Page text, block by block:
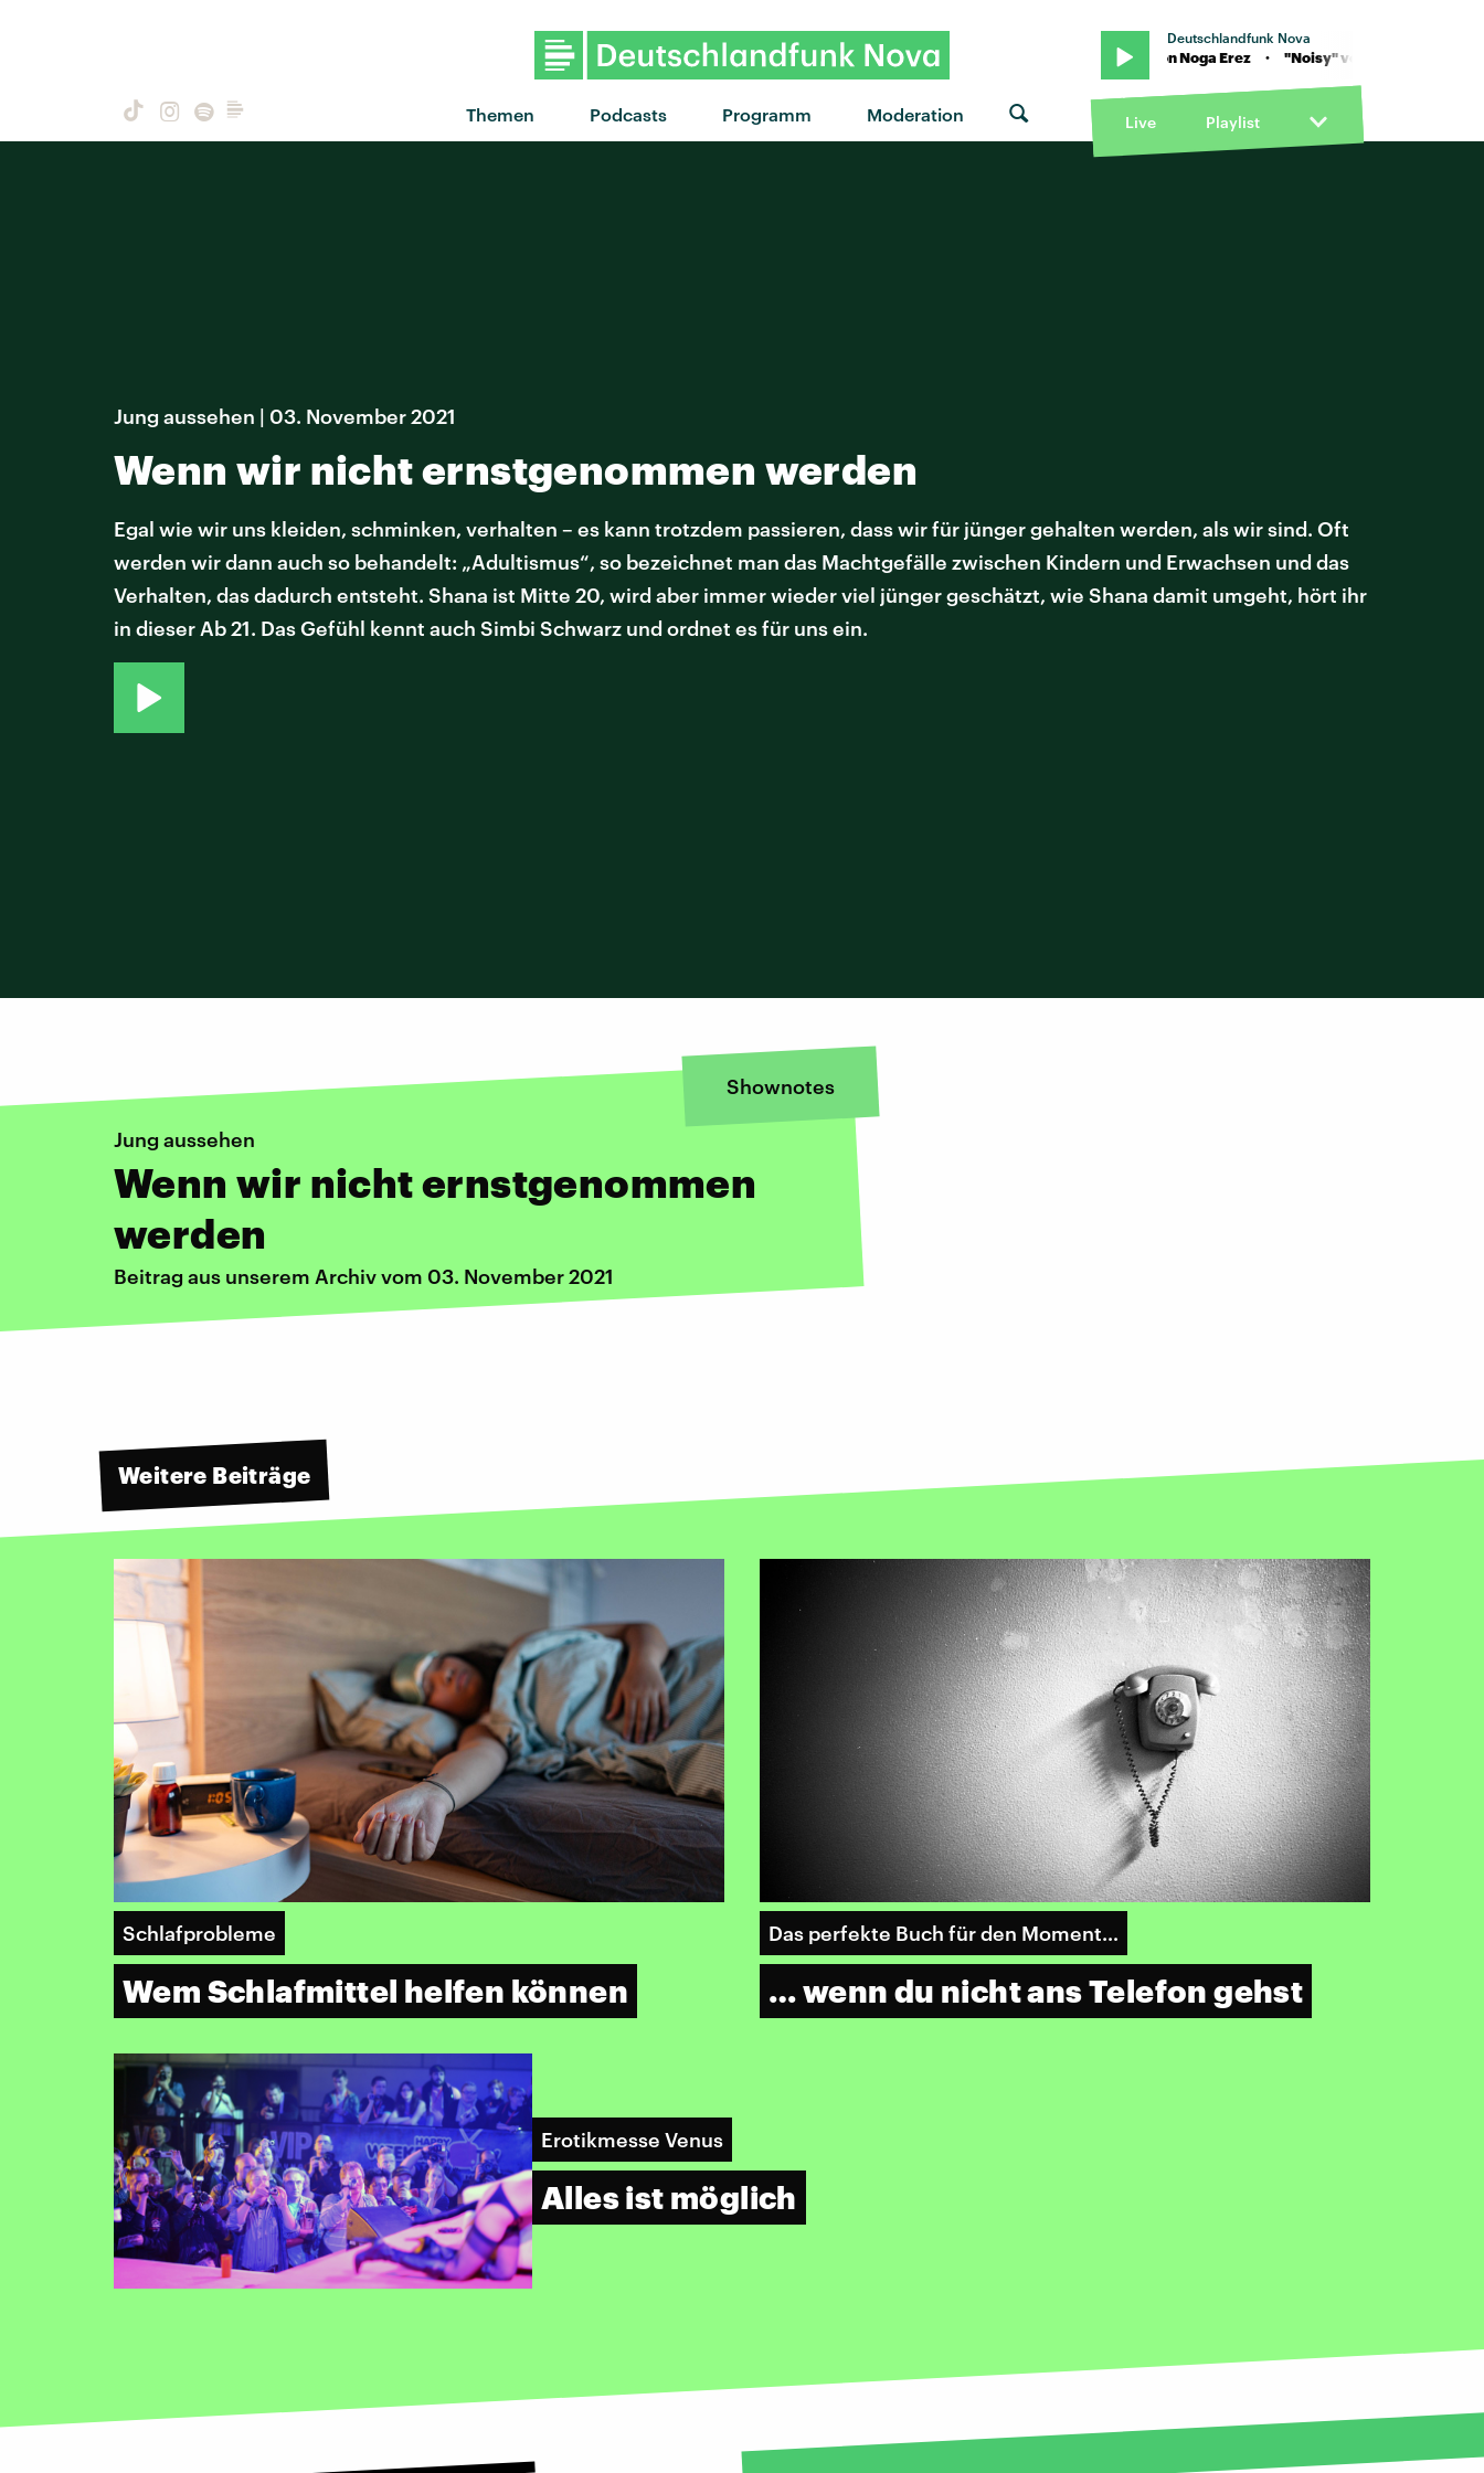
Themen Podcasts Programm Moderation
Deutschlandfunk Nova
"Noisy" von Noga Erez · "Noisy" von Noga Erez · "Noisy" von Noga Erez
Live Playlist
Jung aussehen | 03. November 2021
Wenn wir nicht ernstgenommen werden
Egal wie wir uns kleiden, schminken, verhalten – es kann trotzdem passieren, dass wir für jünger gehalten werden, als wir sind. Oft
werden wir dann auch so behandelt: „Adultismus“, so bezeichnet man das Machtgefälle zwischen Kindern und Erwachsen und das
Verhalten, das dadurch entsteht. Shana ist Mitte 20, wird aber immer wieder viel jünger geschätzt, wie Shana damit umgeht, hört ihr
in dieser Ab 21. Das Gefühl kennt auch Simbi Schwarz und ordnet es für uns ein.
Shownotes
Jung aussehen
Wenn wir nicht ernstgenommen
werden
Beitrag aus unserem Archiv vom 03. November 2021
Weitere Beiträge
Schlafprobleme
Wem Schlafmittel helfen können
Das perfekte Buch für den Moment…
… wenn du nicht ans Telefon gehst
Erotikmesse Venus
Alles ist möglich